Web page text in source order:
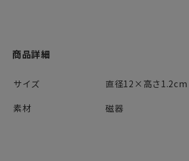
商品詳細
サイズ
直径12×高さ1.2cm
素材
磁器